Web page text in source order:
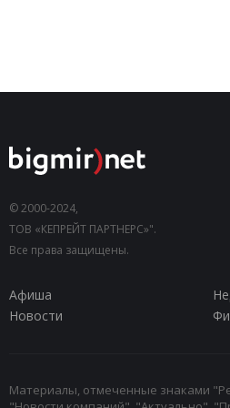
© 2000-2024,
ТОВ «КЕПРЕЙТ ПАРТНЕРС»".
Все права защищены.
Афиша
Новости
Материалы, отмеченные знаками